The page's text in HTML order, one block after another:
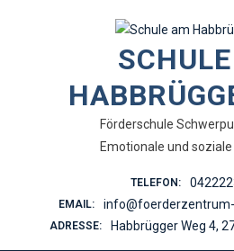
Förderschule
Emotionale und
TELEFON:
EMAIL:
ADRESSE: Habbrügger Weg 4,